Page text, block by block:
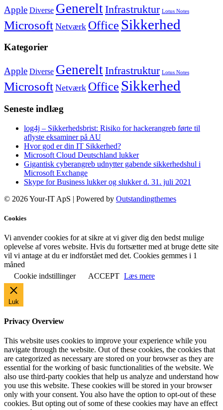
Apple Diverse GenereltInfrastruktur Lotus Notes
Microsoft Netværk Office Sikkerhed
Kategorier
Apple Diverse GenereltInfrastruktur Lotus Notes
Microsoft Netværk Office Sikkerhed
Seneste indlæg
log4j – Sikkerhedsbrist: Risiko for hackerangreb førte til
aflyste eksaminer på AU
Hvor god er din IT Sikkerhed?
Microsoft Cloud Deutschland lukker
Gigantisk cyberangreb udnytter gabende sikkerhedshul i
Microsoft Exchange
Skype for Business lukker og slukker d. 31. juli 2021
© 2026 Your-IT ApS | Powered by Outstandingthemes
Cookies
Vi anvender cookies for at sikre at vi giver dig den bedst mulige
oplevelse af vores website. Hvis du fortsætter med at bruge dette site
vil vi antage at du er indforstået med det. Cookies gemmes i 1
måned
Cookie indstillinger
ACCEPT Læs mere
Luk
Privacy Overview
This website uses cookies to improve your experience while you
navigate through the website. Out of these cookies, the cookies that
are categorized as necessary are stored on your browser as they are
essential for the working of basic functionalities of the website. We
also use third-party cookies that help us analyze and understand how
you use this website. These cookies will be stored in your browser
only with your consent. You also have the option to opt-out of these
cookies. But opting out of some of these cookies may have an effect